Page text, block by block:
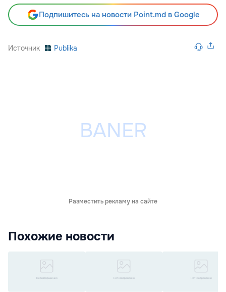
Подпишитесь на новости Point.md в Google
Источник Publika
Разместить рекламу на сайте
Похожие новости